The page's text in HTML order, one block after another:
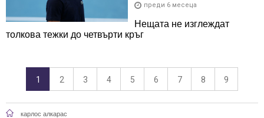
преди 6 месеца
Нещата не изглеждат
толкова тежки до четвърти кръг
1 2 3 4 5 6 7 8 9
карлос алкарас